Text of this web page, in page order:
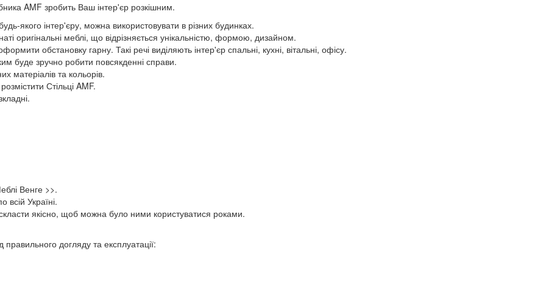
AMF зробить Ваш інтер'єр розкішним.
якого інтер'єру, можна використовувати в різних будинках.
оригінальні меблі, що відрізняється унікальністю, формою, дизайном.
обстановку гарну. Такі речі виділяють інтер'єр спальні, кухні, вітальні, офісу.
буде зручно робити повсякденні справи.
матеріалів та кольорів.
Стільці AMF.
Венге >>.
Україні.
якісно, щоб можна було ними користуватися роками.
догляду та експлуатації: